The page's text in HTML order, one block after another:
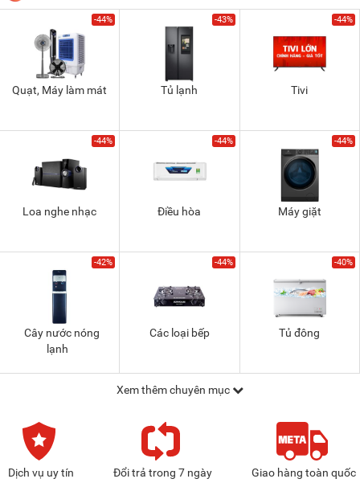
-44%
Quạt, Máy làm mát
-43%
Tủ lạnh
-44%
Tivi
-44%
Loa nghe nhạc
-44%
Điều hòa
-44%
Máy giặt
-42%
Cây nước nóng
lạnh
-44%
Các loại bếp
-40%
Tủ đông
Xem thêm chuyên mục
Dịch vụ uy tín Đổi trả trong 7 ngày Giao hàng toàn quốc